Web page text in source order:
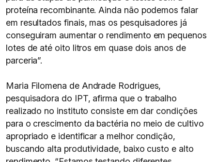
proteína recombinante. Ainda não podemos falar
em resultados finais, mas os pesquisadores já
conseguiram aumentar o rendimento em pequenos
lotes de até oito litros em quase dois anos de
parceria”.
Maria Filomena de Andrade Rodrigues,
pesquisadora do IPT, afirma que o trabalho
realizado no instituto consiste em dar condições
para o crescimento da bactéria no meio de cultivo
apropriado e identificar a melhor condição,
buscando alta produtividade, baixo custo e alto